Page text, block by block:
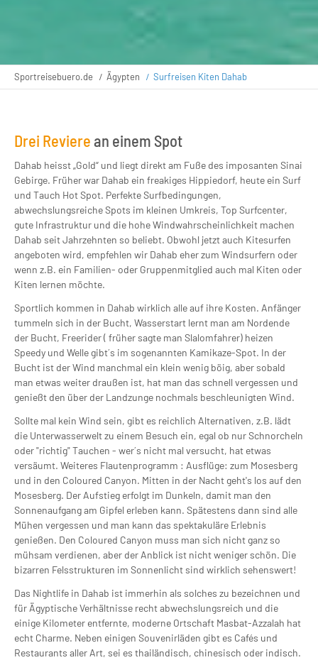
Sportreisebuero.de Ägypten Surfreisen Kiten Dahab
Drei Revierean einem Spot
Dahab heisst „Gold“ und liegt direkt am Fuße des imposanten Sinai
Gebirge. Früher war Dahab ein freakiges Hippiedorf, heute ein Surf
und Tauch Hot Spot. Perfekte Surfbedingungen,
abwechslungsreiche Spots im kleinen Umkreis, Top Surfcenter,
gute Infrastruktur und die hohe Windwahrscheinlichkeit machen
Dahab seit Jahrzehnten so beliebt. Obwohl jetzt auch Kitesurfen
angeboten wird, empfehlen wir Dahab eher zum Windsurfern oder
wenn z.B. ein Familien- oder Gruppenmitglied auch mal Kiten oder
Kiten lernen möchte.
Sportlich kommen in Dahab wirklich alle auf ihre Kosten. Anfänger
tummeln sich in der Bucht, Wasserstart lernt man am Nordende
der Bucht, Freerider ( früher sagte man Slalomfahrer) heizen
Speedy und Welle gibt´s im sogenannten Kamikaze-Spot. In der
Bucht ist der Wind manchmal ein klein wenig böig, aber sobald
man etwas weiter draußen ist, hat man das schnell vergessen und
genießt den über der Landzunge nochmals beschleunigten Wind.
Sollte mal kein Wind sein, gibt es reichlich Alternativen, z.B. lädt
die Unterwasserwelt zu einem Besuch ein, egal ob nur Schnorcheln
oder "richtig" Tauchen - wer´s nicht mal versucht, hat etwas
versäumt. Weiteres Flautenprogramm : Ausflüge: zum Mosesberg
und in den Coloured Canyon. Mitten in der Nacht geht's los auf den
Mosesberg. Der Aufstieg erfolgt im Dunkeln, damit man den
Sonnenaufgang am Gipfel erleben kann. Spätestens dann sind alle
Mühen vergessen und man kann das spektakuläre Erlebnis
genießen. Den Coloured Canyon muss man sich nicht ganz so
mühsam verdienen, aber der Anblick ist nicht weniger schön. Die
bizarren Felsstrukturen im Sonnenlicht sind wirklich sehenswert!
Das Nightlife in Dahab ist immerhin als solches zu bezeichnen und
für Ägyptische Verhältnisse recht abwechslungsreich und die
einige Kilometer entfernte, moderne Ortschaft Masbat-Azzalah hat
echt Charme. Neben einigen Souvenirläden gibt es Cafés und
Restaurants aller Art, sei es thailändisch, chinesisch oder indisch.